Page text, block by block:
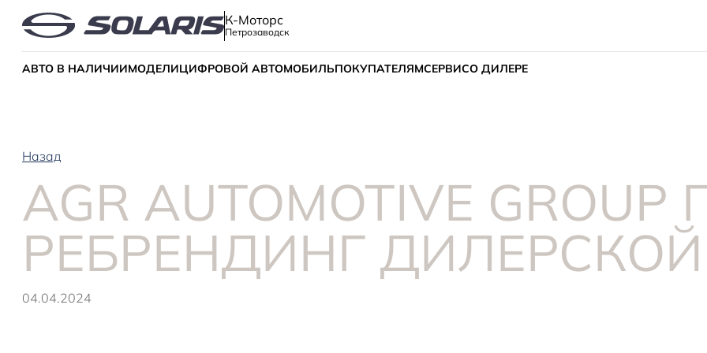
К-Моторс
Петрозаводск
АВТО В НАЛИЧИИМОДЕЛИЦИФРОВОЙ АВТОМОБИЛЬПОКУПАТЕЛЯМСЕРВИСО ДИЛЕРЕ
Назад
AGR AUTOMOTIVE
РЕБРЕНДИНГ ДИЛЕРСКОЙ
04.04.2024